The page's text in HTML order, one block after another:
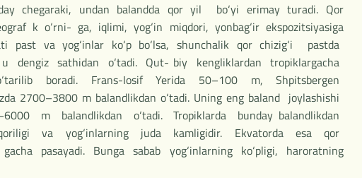
chegaraki, undan balandda qor yil bo‘yi erimay turadi. Qor
k o‘rni- ga, iqlimi, yog‘in miqdori, yonbag‘ir ekspozitsiyasiga
past va yog‘inlar ko‘p bo‘lsa, shunchalik qor chizig‘i pastda
dengiz sathidan o‘tadi. Qut- biy kengliklardan tropiklargacha
boradi. Frans-Iosif Yerida 50–100 m, Shpitsbergen
2700–3800 m balandlikdan o‘tadi. Uning eng baland joylashishi
m balandlikdan o‘tadi. Tropiklarda bunday balandlikdan
va yog‘inlarning juda kamligidir. Ekvatorda esa qor
pasayadi. Bunga sabab yog‘inlarning ko‘pligi, haroratning